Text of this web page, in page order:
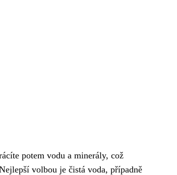
potem vodu a minerály, což
volbou je čistá voda, případně